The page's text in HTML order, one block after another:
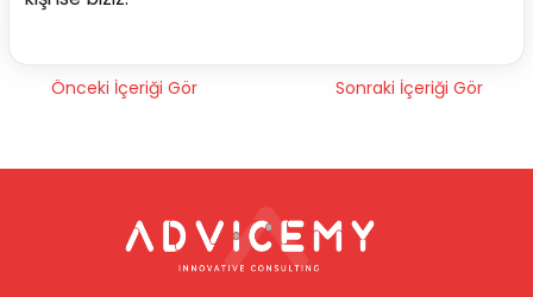
Önceki İçeriği Gör Sonraki İçeriği Gör